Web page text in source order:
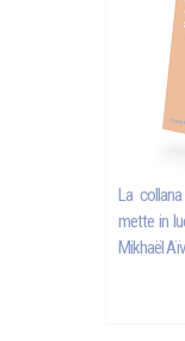
La
mette in
Mikhaël